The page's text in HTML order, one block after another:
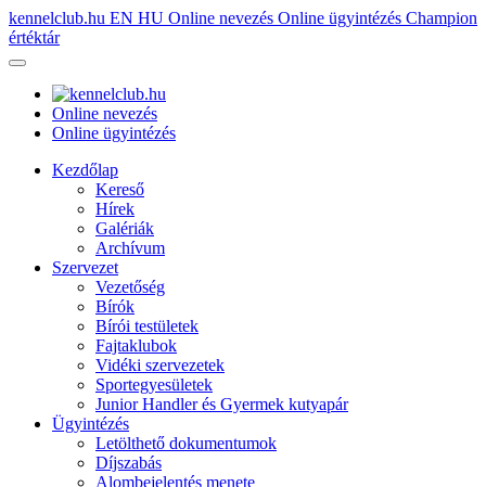
kennelclub.hu EN HU Online nevezés Online ügyintézés Champion
értéktár
Online nevezés
Online ügyintézés
Kezdőlap
Kereső
Hírek
Galériák
Archívum
Szervezet
Vezetőség
Bírók
Bírói testületek
Fajtaklubok
Vidéki szervezetek
Sportegyesületek
Junior Handler és Gyermek kutyapár
Ügyintézés
Letölthető dokumentumok
Díjszabás
Alombejelentés menete